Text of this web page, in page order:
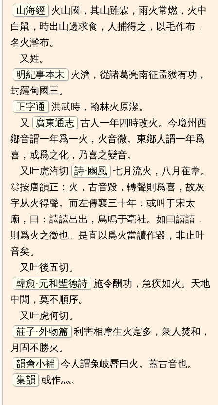
山海經
火山國，其山雖霖，雨火常燃，火中
白䑕，時出山邊求食，人捕得之，以毛作布，
名火澣布。
又姓。
明紀事本末
火濟，從諸葛亮南征孟獲有功，
封羅甸國王。
正字通
洪武時，翰林火原潔。
又
廣東通志 古人一年四時改火。今瓊州西
鄕音謂一年爲一火，火音微。東鄕人謂一年爲
喜，或爲之化，乃喜之變音。
又叶虎洧切
詩·豳風 七月流火，八月萑葦。
◎按唐韻正：火，古音毀，轉聲則爲喜，故灰
字从火得聲。而左傳襄三十年：或叫于宋太
廟，曰：譆譆出出，鳥鳴于亳社。如曰譆譆，
則爲火之徵也。是直以爲火當讀作毀，非止叶
音矣。
又叶後五切。
韓愈·元和聖德詩 施令酬功，急疾如火。天地
中閒，莫不順序。
又叶虎何切。
莊子·外物篇 利害相摩生火寔多，衆人焚和，
月固不勝火。
韻會小補 今人謂兔岐脣曰火。蓋古音也。
集韻 或作灬。